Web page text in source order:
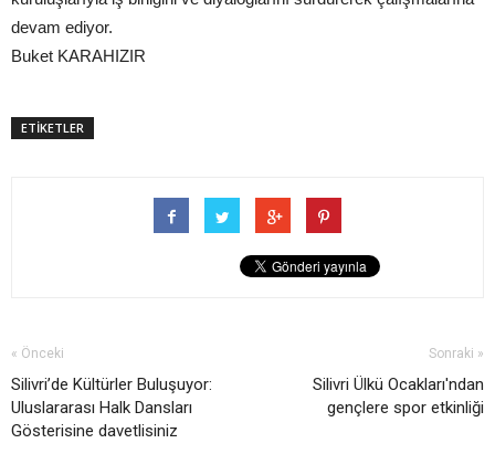
devam ediyor.
Buket KARAHIZIR
ETİKETLER
« Önceki
Silivri’de Kültürler Buluşuyor:
Uluslararası Halk Dansları
Gösterisine davetlisiniz
Sonraki »
Silivri Ülkü Ocakları'ndan
gençlere spor etkinliği